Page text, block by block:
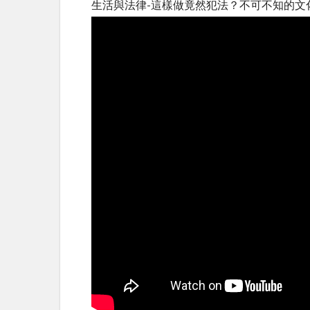
生活與法律-這樣做竟然犯法？不可不知的文